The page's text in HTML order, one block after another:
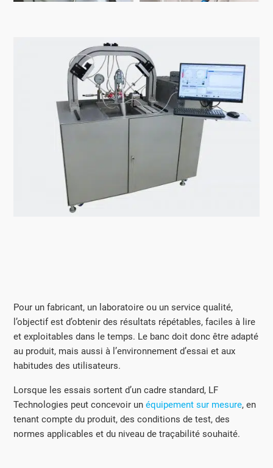
Pour un fabricant, un laboratoire ou un service qualité,
l’objectif est d’obtenir des résultats répétables, faciles à lire
et exploitables dans le temps. Le banc doit donc être adapté
au produit, mais aussi à l’environnement d’essai et aux
habitudes des utilisateurs.
Lorsque les essais sortent d’un cadre standard, LF
Technologies peut concevoir unéquipement sur mesure, en
tenant compte du produit, des conditions de test, des
normes applicables et du niveau de traçabilité souhaité.